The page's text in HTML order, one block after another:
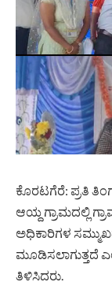
ಕೊರಟಗೆರೆ: ಪ್ರತಿ
ಆಯ್ದ ಗ್ರಾಮದಲ್ಲಿ
ಅಧಿಕಾರಿಗಳ
ಮೂಡಿಸಲಾಗುತ್ತದೆ
ತಿಳಿಸಿದರು.